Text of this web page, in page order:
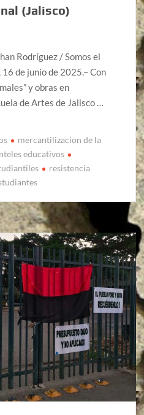
(Jalisco)
Rodríguez / Somos el
de junio de 2025.– Con
y obras en
de Artes de Jalisco …
mercantilizacion de la
educativos
resistencia